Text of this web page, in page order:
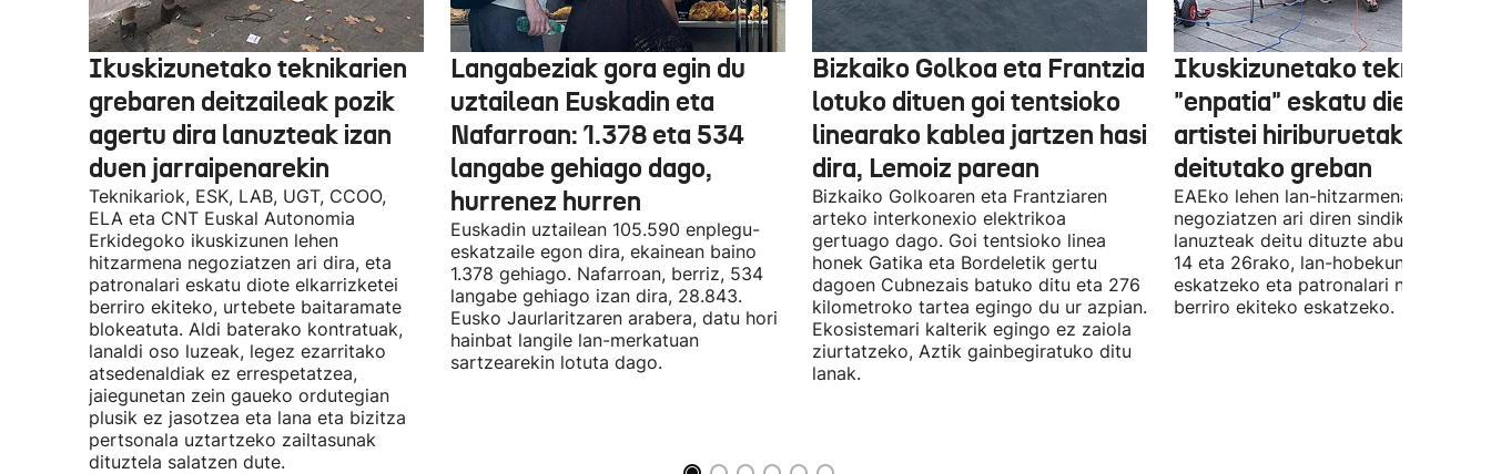
Ikuskizunetako teknikarien
grebaren deitzaileak pozik
agertu dira lanuzteak izan
duen jarraipenarekin
Teknikariok, ESK, LAB, UGT, CCOO,
ELA eta CNT Euskal Autonomia
Erkidegoko ikuskizunen lehen
hitzarmena negoziatzen ari dira, eta
patronalari eskatu diote elkarrizketei
berriro ekiteko, urtebete baitaramate
blokeatuta. Aldi baterako kontratuak,
lanaldi oso luzeak, legez ezarritako
atsedenaldiak ez errespetatzea,
jaiegunetan zein gaueko ordutegian
plusik ez jasotzea eta lana eta bizitza
pertsonala uztartzeko zailtasunak
dituztela salatzen dute.
Langabeziak gora egin du
uztailean Euskadin eta
Nafarroan: 1.378 eta 534
langabe gehiago dago,
hurrenez hurren
Euskadin uztailean 105.590 enplegu-
eskatzaile egon dira, ekainean baino
1.378 gehiago. Nafarroan, berriz, 534
langabe gehiago izan dira, 28.843.
Eusko Jaurlaritzaren arabera, datu hori
hainbat langile lan-merkatuan
sartzearekin lotuta dago.
Bizkaiko Golkoa eta Frantzia
lotuko dituen goi tentsioko
linearako kablea jartzen hasi
dira, Lemoiz parean
Bizkaiko Golkoaren eta Frantziaren
arteko interkonexio elektrikoa
gertuago dago. Goi tentsioko linea
honek Gatika eta Bordeletik gertu
dagoen Cubnezais batuko ditu eta 276
kilometroko tartea egingo du ur azpian.
Ekosistemari kalterik egingo ez zaiola
ziurtatzeko, Aztik gainbegiratuko ditu
lanak.
Ikuskizunetako teknikariek
"enpatia" eskatu diete
artistei hiriburuetako
deitutako greban
EAEko lehen lan-hitzarmena
negoziatzen ari diren sindikatuek
lanuzteak deitu dituzte abuztuaren 5,
14 eta 26rako, lan-hobekuntzak
eskatzeko eta patronalari
berriro ekiteko eskatzeko.